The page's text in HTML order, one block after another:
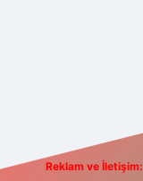
Reklam ve İletişim: